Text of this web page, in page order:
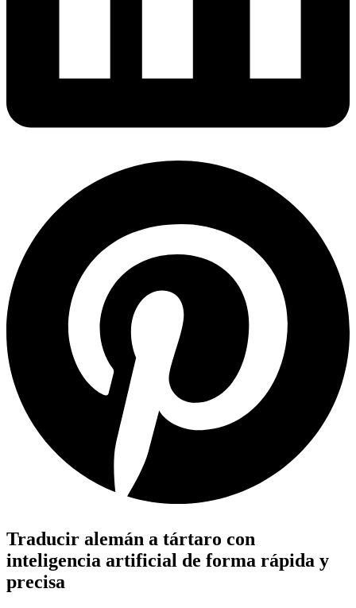
Traducir alemán a tártaro con
inteligencia artificial de forma rápida y
precisa